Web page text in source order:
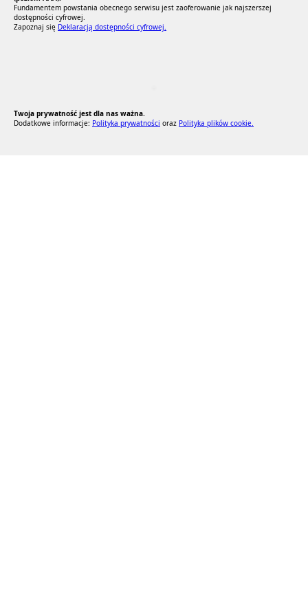
Fundamentem powstania obecnego serwisu jest zaoferowanie jak najszerszej
dostępności cyfrowej.
Zapoznaj się Deklaracją dostępności cyfrowej.
Twoja prywatność jest dla nas ważna.
Dodatkowe informacje: Polityka prywatności oraz Polityka plików cookie.